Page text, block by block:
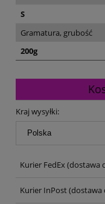
S
Gramatura, grubość
200g
Cena nie zawiera
Kraj wysyłki:
Kurier FedEx(dostawa
Kurier InPost(dostawa